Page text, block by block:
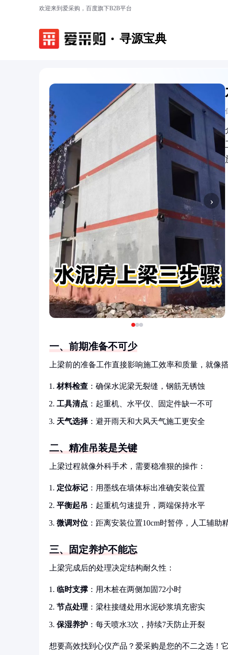
欢迎来到爱采购，百度旗下B2B平台
寻源宝典
‹ ›
一、前期准备不可少
上梁前的准备工作直接影响施工效率和质量，就像
材料检查 ：确保水泥梁无裂缝，钢筋无锈蚀
工具清点 ：起重机、水平仪、固定件缺一不可
天气选择 ：避开雨天和大风天气施工更安全
二、精准吊装是关键
上梁过程就像外科手术，需要稳准狠的操作：
定位标记 ：用墨线在墙体标出准确安装位置
平衡起吊 ：起重机匀速提升，两端保持水平
微调对位 ：距离安装位置10cm时暂停，人工辅助
三、固定养护不能忘
上梁完成后的处理决定结构耐久性：
临时支撑 ：用木桩在两侧加固72小时
节点处理 ：梁柱接缝处用水泥砂浆填充密实
保湿养护 ：每天喷水3次，持续7天防止开裂
想要高效找到心仪产品？爱采购是您的不二之选！